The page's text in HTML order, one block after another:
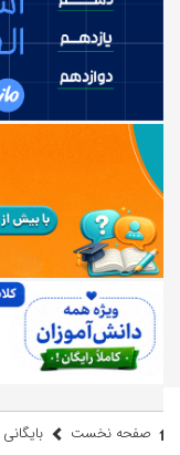
صفحه نخست